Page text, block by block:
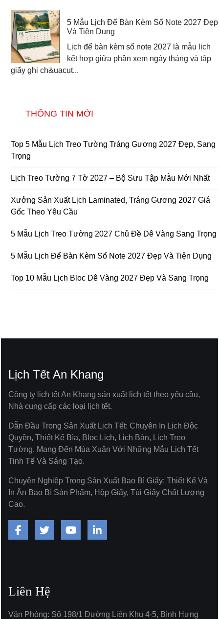
5 Mẫu Lịch Để Bàn Kèm Sổ Note 2027 Đẹp
Và Tiện Dụng
Lịch để bàn kèm sổ note 2027 là mẫu lịch
kết hợp giữa phần xem ngày tháng và tập
giấy ghi ch&uacut...
THÔNG TIN MỚI
Top 5 Mẫu Lịch Treo Tường Tráng Gương 2027 Đẹp, Sang
Trọng
Lịch Treo Tường 7 Tờ 2027 – Bộ Sưu Tập Mẫu Mới Nhất
Xưởng Sản Xuất Lịch Laminated, Tráng Gương 2027 Giá
Gốc Theo Yêu Cầu
5 Mẫu Lịch Treo Tường 2027 Chủ Đề Dê Vàng Sang Trọng
5 Mẫu Lịch Để Bàn Kèm Sổ Note 2027 Đẹp Và Tiện Dụng
Top 10 Mẫu Lịch Bloc Dê Vàng 2027 Đẹp Và Sang Trọng
Lịch Tết An Khang
Công ty lịch tết An Khang sản xuất lịch tết theo yêu cầu,
Nhà cung cấp các loại lịch tết.
Dẫn Đầu Trong Sản Xuất Lịch Tết: Chuyên In Lịch Độc
Quyền, Thiết Kế Bìa, Bloc Lịch, Lịch Bàn, Lịch Treo
Tường. Mang Đến Mùa Xuân Với Những Mẫu Lịch Tết
Tinh Tế Và Sáng Tạo.
Chuyên Nghiệp Trong Sản Xuất Bao Bì Giấy: Thiết Kế Và
In Ấn Bao Bì Sản Phẩm, Hộp Giấy, Túi Giấy Chất Lượng
Cao.
Liên Hệ
Văn Phòng: Số 198/1 Đường Liên Khu 4-5, Bình Hưng